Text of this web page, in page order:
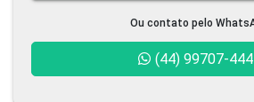
Ou contato pelo
(44) 99707-